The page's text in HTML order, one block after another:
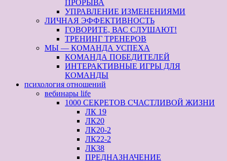
ПРОРЫВА
УПРАВЛЕНИЕ ИЗМЕНЕНИЯМИ
ЛИЧНАЯ ЭФФЕКТИВНОСТЬ
ГОВОРИТЕ, ВАС СЛУШАЮТ!
ТРЕНИНГ ТРЕНЕРОВ
МЫ — КОМАНДА УСПЕХА
КОМАНДА ПОБЕДИТЕЛЕЙ
ИНТЕРАКТИВНЫЕ ИГРЫ ДЛЯ
КОМАНДЫ
психология отношений
вебинары life
1000 СЕКРЕТОВ СЧАСТЛИВОЙ ЖИЗНИ
ЛК 19
ЛК20
ЛК20-2
ЛК22-2
ЛК38
ПРЕДНАЗНАЧЕНИЕ